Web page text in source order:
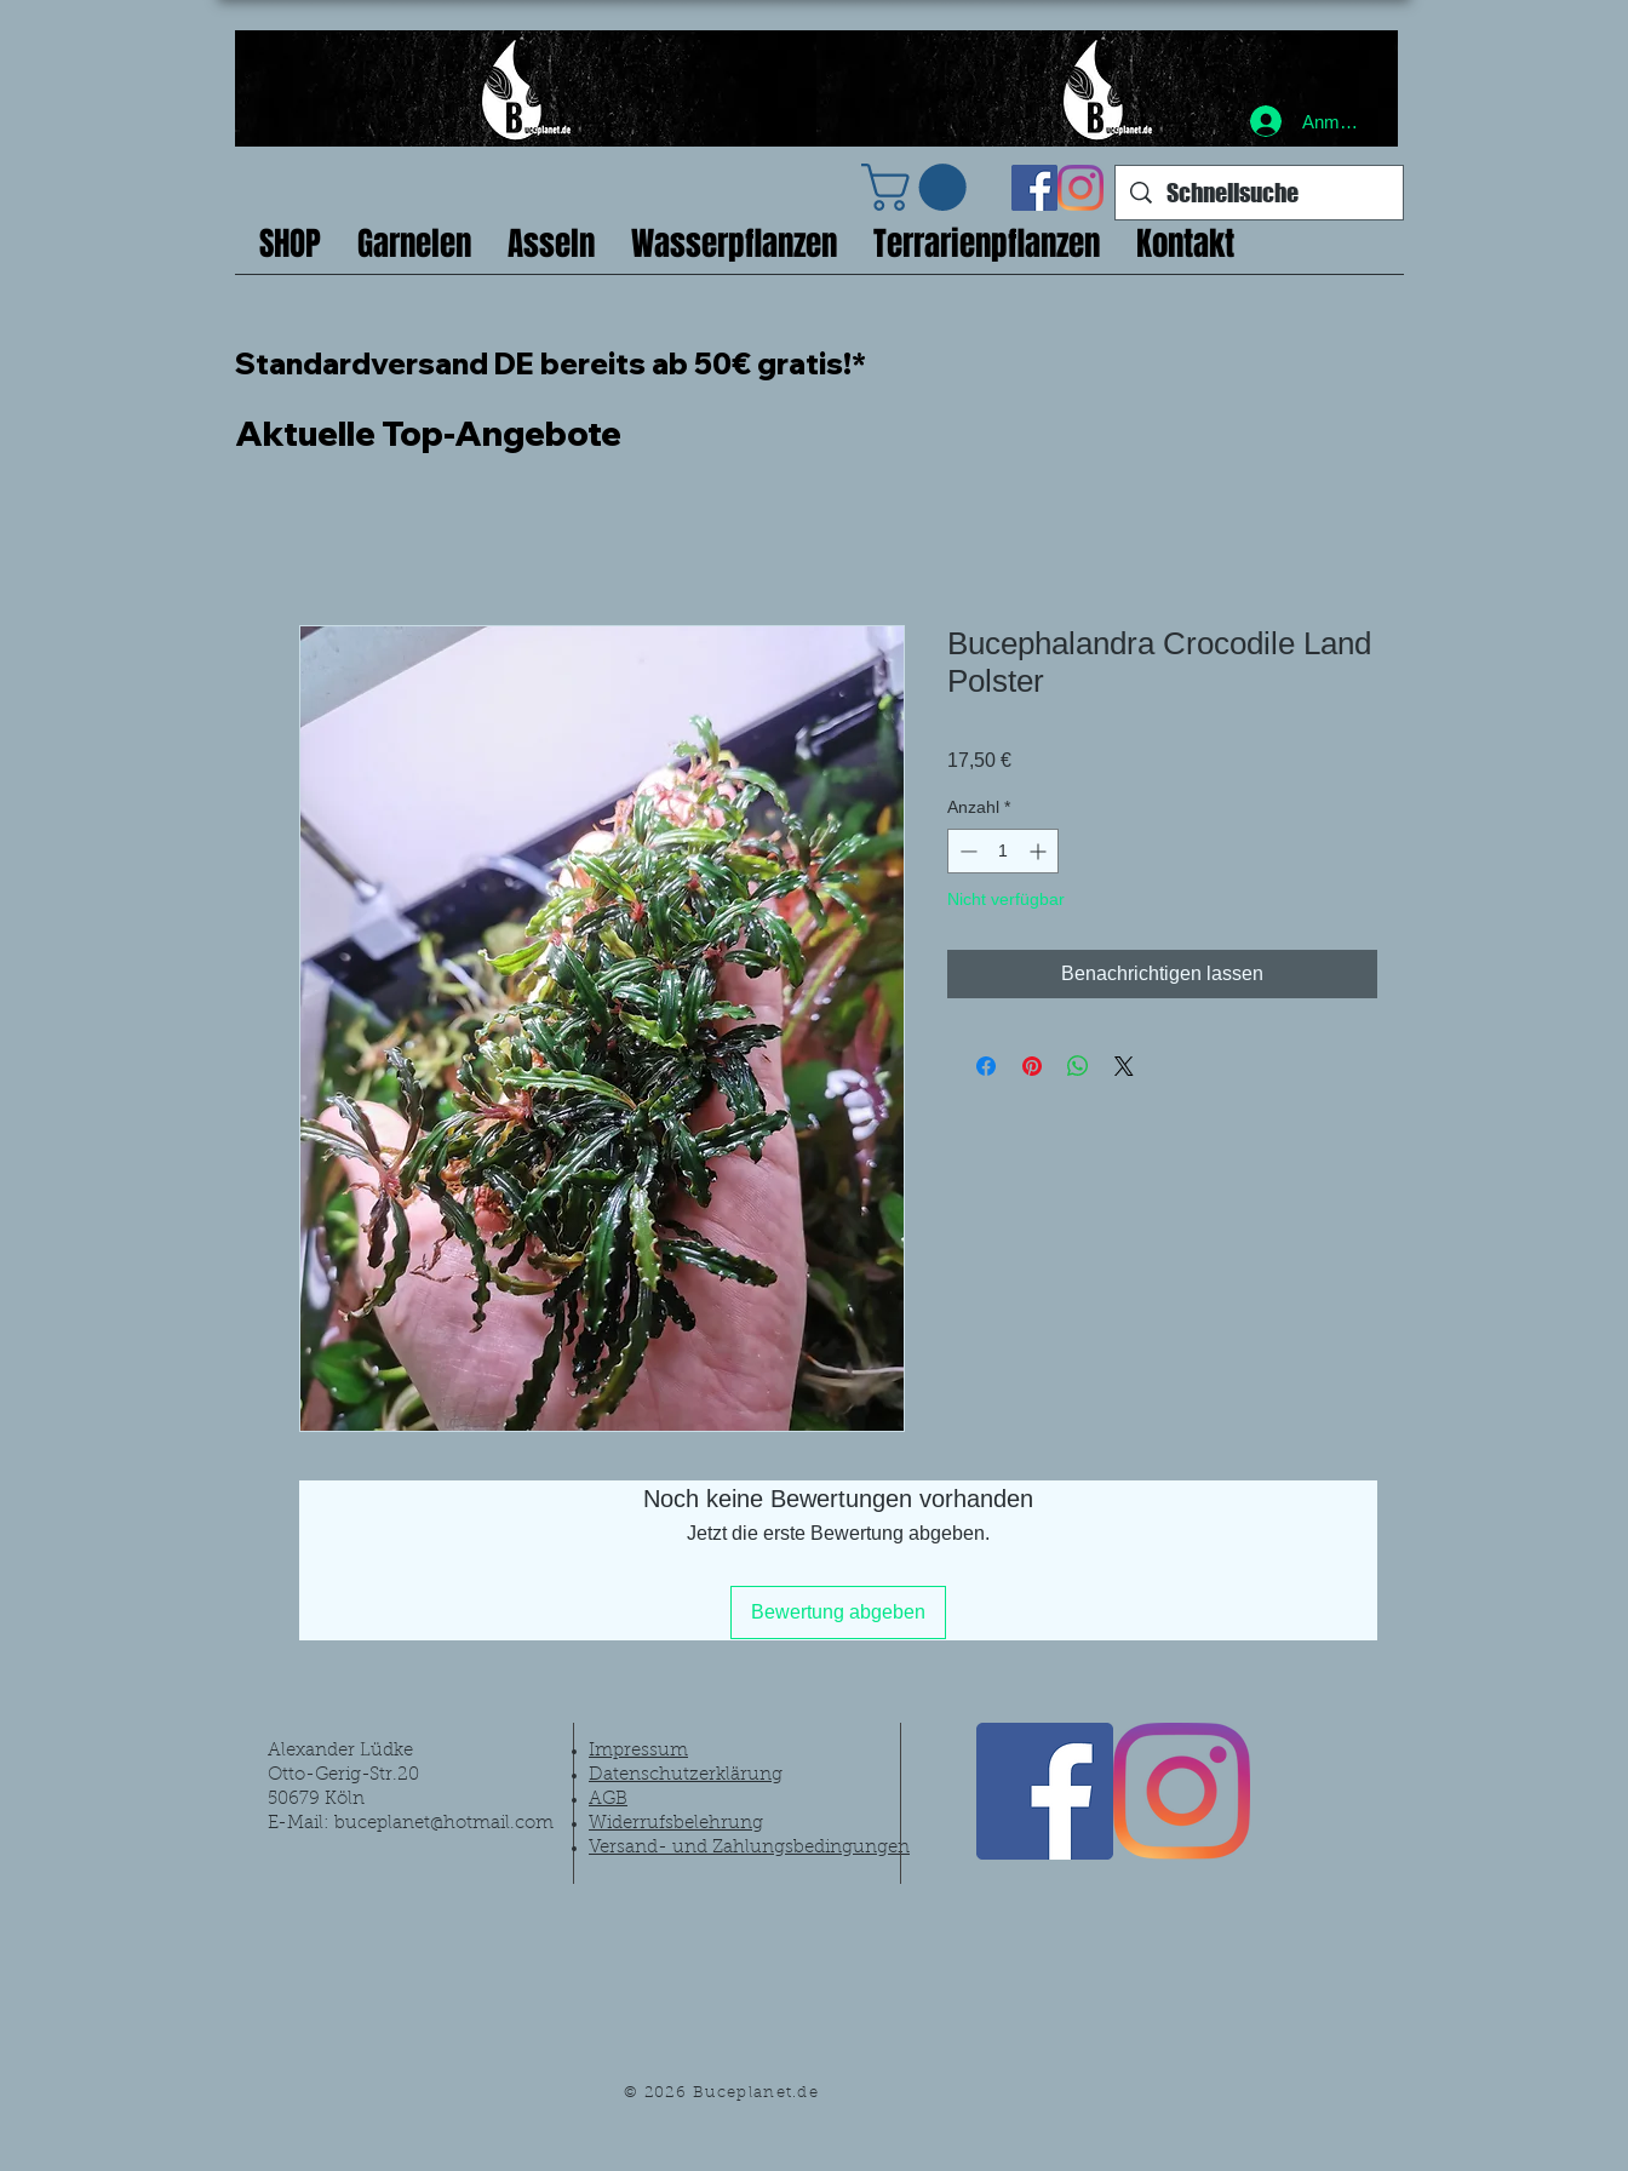
Anmelden
SHOP Garnelen Asseln Wasserpflanzen Terrarienpflanzen Kontakt
Standardversand DE bereits ab 50€ gratis!*
Aktuelle Top-Angebote
Bucephalandra Crocodile Land
Polster
17,50 €Preis
Anzahl *
Nicht verfügbar
Benachrichtigen lassen
Noch keine Bewertungen vorhanden
Jetzt die erste Bewertung abgeben.
Bewertung abgeben
Alexander Lüdke
Otto-Gerig-Str.20
50679 Köln
E-Mail: buceplanet@hotmail.com
Impressum
Datenschutzerklärung
AGB
Widerrufsbelehrung
Versand- und Zahlungsbedingungen
© 2026 Buceplanet.de